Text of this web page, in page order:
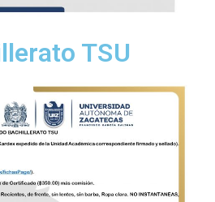
TSU